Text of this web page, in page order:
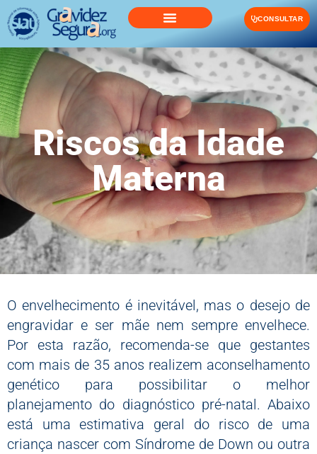
CONSULTAR
Riscos da Idade
Materna
O envelhecimento é inevitável, mas o desejo de
engravidar e ser mãe nem sempre envelhece.
Por esta razão, recomenda-se que gestantes
com mais de 35 anos realizem aconselhamento
genético para possibilitar o melhor
planejamento do diagnóstico pré-natal. Abaixo
está uma estimativa geral do risco de uma
criança nascer com Síndrome de Down ou outra